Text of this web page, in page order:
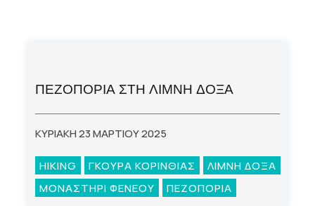
ΠΕΖΟΠΟΡΙΑ ΣΤΗ ΛΙΜΝΗ ΔΟΞΑ
ΚΥΡΙΑΚΗ 23 ΜΑΡΤΙΟΥ 2025
HIKING ΓΚΟΥΡΑ ΚΟΡΙΝΘΙΑΣ
ΛΙΜΝΗ ΔΟΞΑ
ΜΟΝΑΣΤΗΡΙ ΦΕΝΕΟΥ
ΠΕΖΟΠΟΡΙΑ